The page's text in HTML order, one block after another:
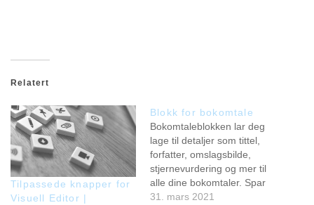
Relatert
Tilpassede knapper for
Visuell Editor |
Blokk for bokomtale
Bokomtaleblokken lar deg
lage til detaljer som tittel,
forfatter, omslagsbilde,
stjernevurdering og mer til
alle dine bokomtaler. Spar
tid Bokomtaleblokken
31. mars 2021